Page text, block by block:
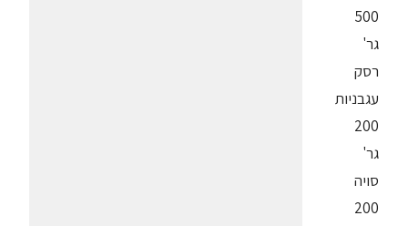
500
גר'
רסק
עגבניות
200
גר'
סויה
200